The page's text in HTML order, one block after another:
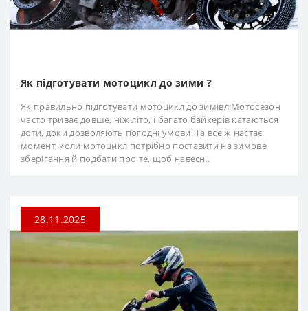
Як підготувати мотоцикл до зими ?
Як правильно підготувати мотоцикл до зимівліМотосезон
часто триває довше, ніж літо, і багато байкерів катаються
доти, доки дозволяють погодні умови. Та все ж настає
момент, коли мотоцикл потрібно поставити на зимове
зберігання й подбати про те, щоб навесн..
28.11.2025